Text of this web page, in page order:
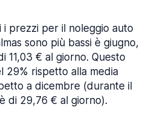
i prezzi per il noleggio auto
sono più bassi è giugno,
11,03 € al giorno. Questo
29% rispetto alla media
a dicembre (durante il
di 29,76 € al giorno).